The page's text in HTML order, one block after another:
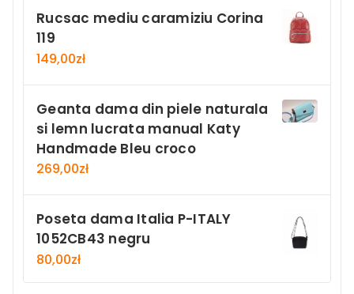
Rucsac mediu caramiziu Corina
119
149,00zł
Geanta dama din piele naturala
si lemn lucrata manual Katy
Handmade Bleu croco
269,00zł
Poseta dama Italia P-ITALY
1052CB43 negru
80,00zł